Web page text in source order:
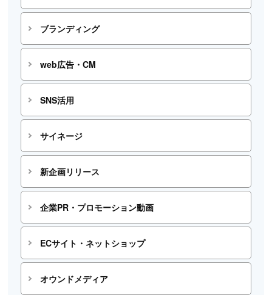
ブランディング
web広告・CM
SNS活用
サイネージ
新企画リリース
企業PR・プロモーション動画
ECサイト・ネットショップ
オウンドメディア